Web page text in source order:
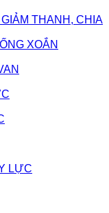
THANH, CHIA
XOẮN
LỰC